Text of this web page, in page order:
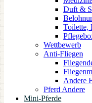
Duft &
Toilette,
Wettbewerb
Anti-Fliegen
Andere
Pferd Andere
Mini-Pferde